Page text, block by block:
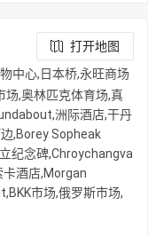
打开地图
中心,日本桥,永旺商场
场,奥林匹克体育场,真
洲际酒店,干丹
,Borey Sopheak
纪念碑,Chroychangva
酒店,Morgan
市场,俄罗斯市场,